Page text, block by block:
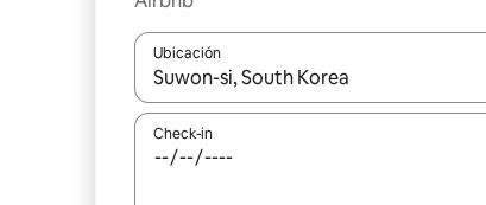
Ubicación
Cuando los resultados estén disponibles,
Check-in